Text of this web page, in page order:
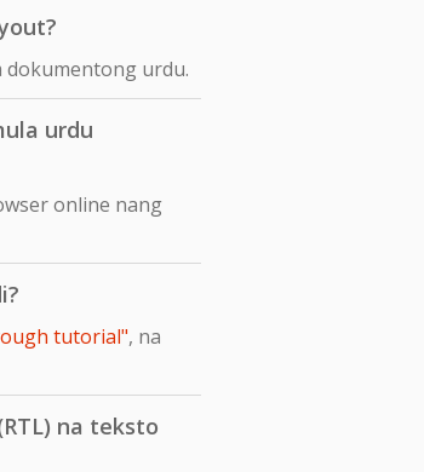
urdu.
urdu
online nang
tutorial", na
na teksto